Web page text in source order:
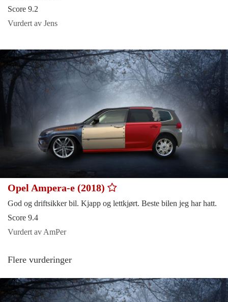
Score 9.2
Vurdert av Jens
Opel Ampera-e (2018)
God og driftsikker bil. Kjapp og lettkjørt. Beste bilen jeg har hatt.
Score 9.4
Vurdert av AmPer
Flere vurderinger